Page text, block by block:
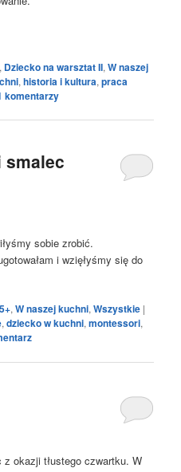
, Dziecko na warsztat II,W naszej
,historia i kultura,praca
komentarzy
smalec
sobie zrobić.
i wzięłyśmy się do
5+,W naszej kuchni,Wszystkie |
,dziecko w kuchni,montessori,
z okazji tłustego czwartku. W